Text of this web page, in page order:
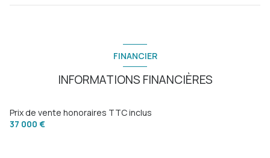
FINANCIER
INFORMATIONS FINANCIÈRES
Prix de vente honoraires TTC inclus
37 000 €